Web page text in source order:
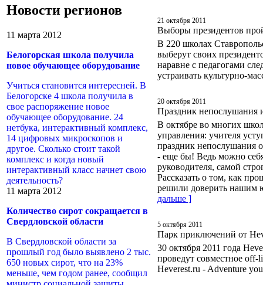
Новости регионов
11 марта 2012
Белогорская школа получила
новое обучающее оборудование
Учиться становится интересней. В
Белогорске 4 школа получила в
свое распоряжение новое
обучающее оборудование. 24
нетбука, интерактивный комплекс,
14 цифровых микроскопов и
другое. Сколько стоит такой
комплекс и когда новый
интерактивный класс начнет свою
деятельность?
11 марта 2012
Количество сирот сокращается в
Свердловской области
В Свердловской области за
прошлый год было выявлено 2 тыс.
650 новых сирот, что на 23%
меньше, чем годом ранее, сообщил
21 октября 2011
Выборы президентов
В 220 школах
выберут своих
наравне с педагогами
устраивать культурно-
20 октября 2011
Праздник непослушания
В октябре во многих
управления: учителя
праздник непослушания
- еще бы! Ведь можно
руководителя, самой
Рассказать о том, как
решили доверить нашим
дальше ]
5 октября 2011
Парк приключений от
30 октября 2011 года
проведут совместное
Heverest.ru - Adventure